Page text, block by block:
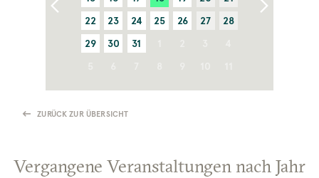
ZURÜCK ZUR ÜBERSICHT
22
23 24 25 26 27
28
29
30 31
Vergangene Veranstaltungen nach Jahr